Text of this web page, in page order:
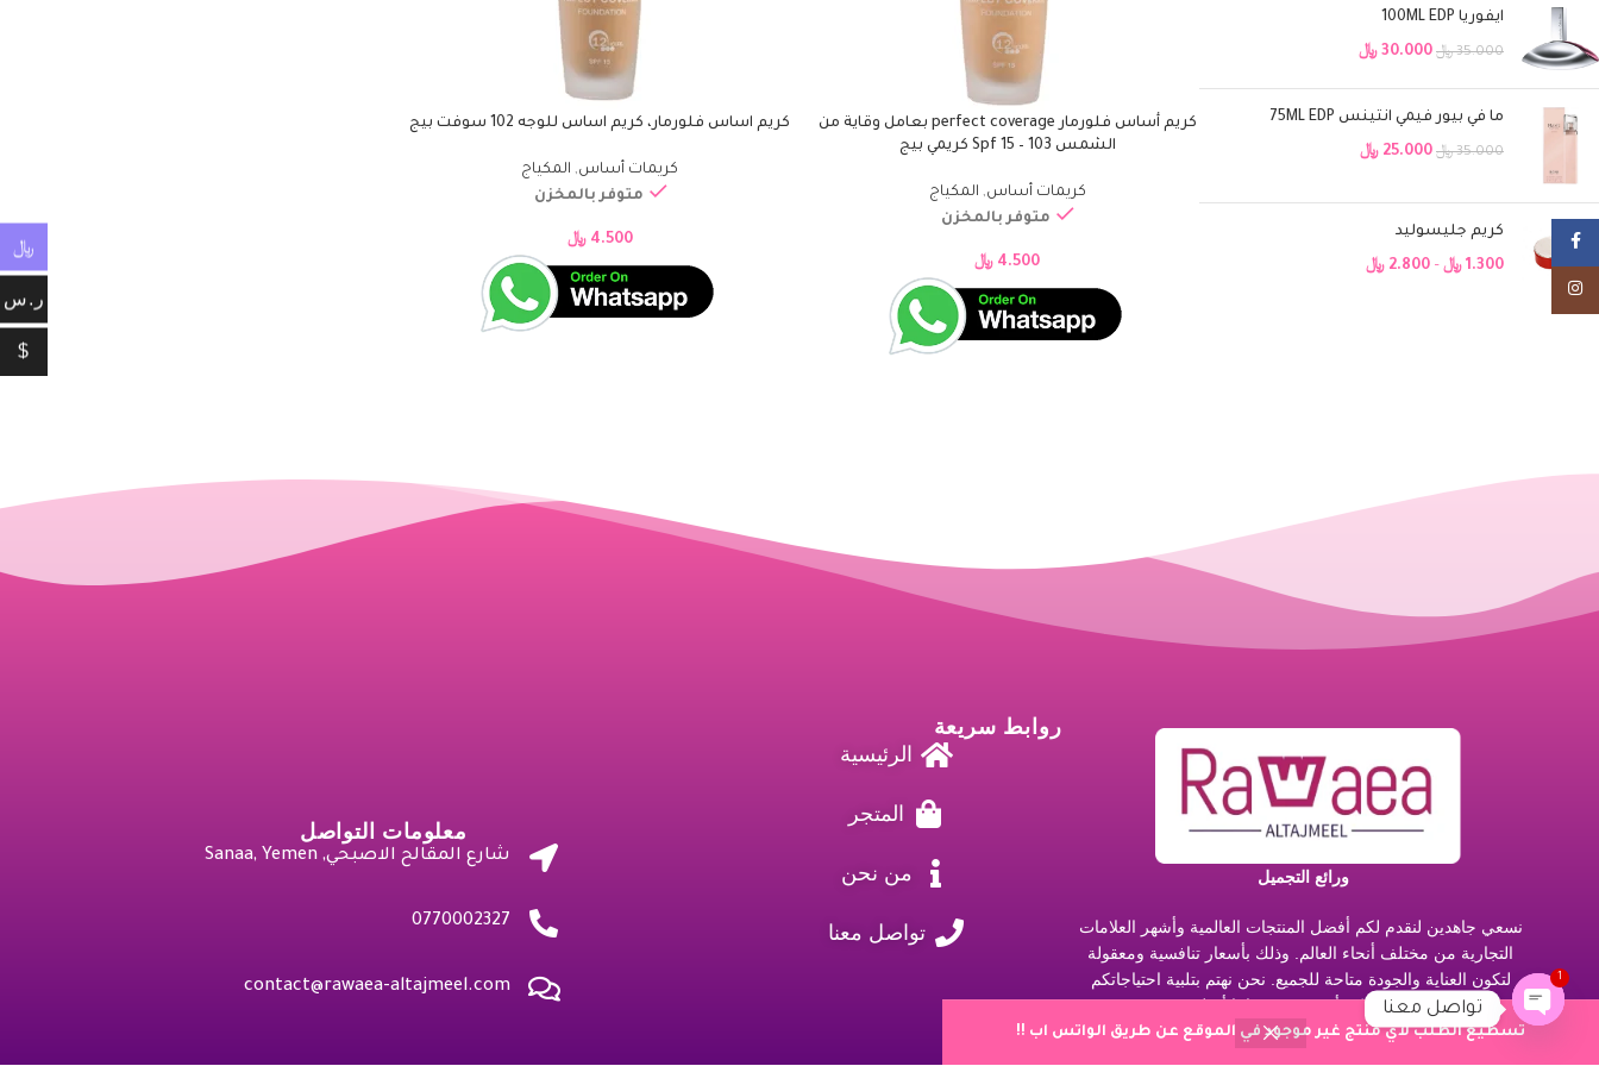
ايفوريا 100ML EDP
35.000 ﷼ 30.000 ﷼
ما في بيور فيمي انتينس 75ML EDP
35.000 ﷼ 25.000 ﷼
كريم جليسوليد
1.300 ﷼ –
2.800 ﷼
إضافة إلى السلة
كريم أساس فلورمار perfect coverage بعامل وقاية من
الشمس Spf 15 – 103 كريمي بيج
كريمات أساس, المكياج
متوفر بالمخزن
4.500 ﷼
إضافة إلى السلة
كريم اساس فلورمار، كريم اساس للوجه 102 سوفت بيج
كريمات أساس, المكياج
متوفر بالمخزن
4.500 ﷼
ورائع التجميل
نسعي جاهدين لنقدم لكم أفضل المنتجات العالمية وأشهر العلامات
التجارية من مختلف أنحاء العالم. وذلك بأسعار تنافسية ومعقولة
لتكون العناية والجودة متاحة للجميع. نحن نهتم بتلبية احتياجاتكم
ورضائكم. لذا نضمن لكم أن جميع منتجاتنا أصلية بنسبة 100%.
نسعد بتوفير تجربة تسوق فريدة لكم. حيث نقدم مجموعة متنوعة
روابط سريعة
الرئيسية
المتجر
من نحن
تواصل معنا
معلومات التواصل
شارع المقالح الاصبحي, Sanaa, Yemen
0770002327
contact@rawaea-altajmeel.com
Facebook
تسطيع الطلب لاي منتج غير موجود في الموقع عن طريق الواتس اب !!
﷼
ر.س
$
تواصل معنا
Open chaty
1